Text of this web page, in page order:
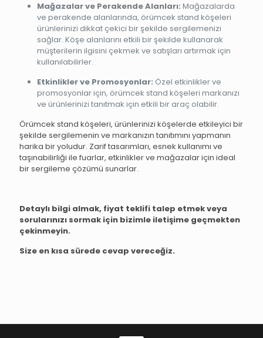
Mağazalar ve Perakende Alanları: Mağazalarda
ve perakende alanlarında, örümcek stand köşeleri
ürünlerinizi dikkat çekici bir şekilde sergilemenizi
sağlar. Köşe alanlarını etkili bir şekilde kullanarak
müşterilerin ilgisini çekmek ve satışları artırmak için
kullanılabilirler.
Etkinlikler ve Promosyonlar: Özel etkinlikler ve
promosyonlar için, örümcek stand köşeleri markanızı
ve ürünlerinizi tanıtmak için etkili bir araç olabilir.
Örümcek stand köşeleri, ürünlerinizi köşelerde etkileyici bir
şekilde sergilemenin ve markanızın tanıtımını yapmanın
harika bir yoludur. Zarif tasarımları, esnek kullanımı ve
taşınabilirliği ile fuarlar, etkinlikler ve mağazalar için ideal
bir sergileme çözümü sunarlar.
Detaylı bilgi almak, fiyat teklifi talep etmek veya
sorularınızı sormak için bizimle iletişime geçmekten
çekinmeyin.
Size en kısa sürede cevap vereceğiz.